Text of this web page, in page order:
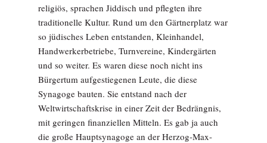
religiös, sprachen Jiddisch und pflegten ihre
traditionelle Kultur. Rund um den Gärtnerplatz war
so jüdisches Leben entstanden, Kleinhandel,
Handwerkerbetriebe, Turnvereine, Kindergärten
und so weiter. Es waren diese noch nicht ins
Bürgertum aufgestiegenen Leute, die diese
Synagoge bauten. Sie entstand nach der
Weltwirtschaftskrise in einer Zeit der Bedrängnis,
mit geringen finanziellen Mitteln. Es gab ja auch
die große Hauptsynagoge an der Herzog-Max-